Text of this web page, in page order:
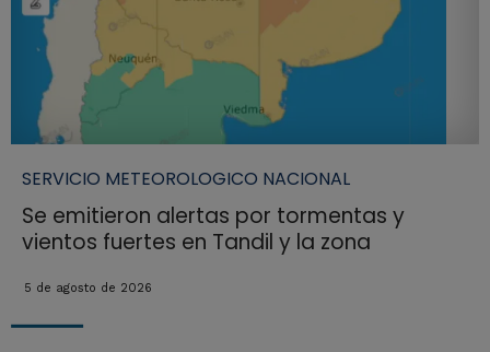
SERVICIO METEOROLOGICO NACIONAL
Se emitieron alertas por tormentas y
vientos fuertes en Tandil y la zona
5 de agosto de 2026